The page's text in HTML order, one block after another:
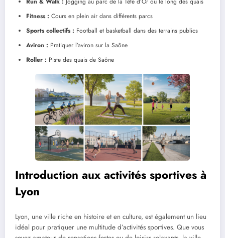
Fitness : Cours en plein air dans différents parcs
Sports collectifs : Football et basketball dans des terrains publics
Aviron : Pratiquer l’aviron sur la Saône
Roller : Piste des quais de Saône
Introduction aux activités sportives à
Lyon
Lyon, une ville riche en histoire et en culture, est également un lieu
idéal pour pratiquer une multitude d’activités sportives. Que vous